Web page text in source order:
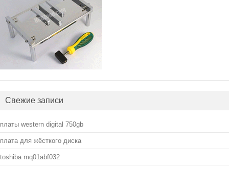
Свежие записи
платы western digital 750gb
плата для жёсткого диска
toshiba mq01abf032